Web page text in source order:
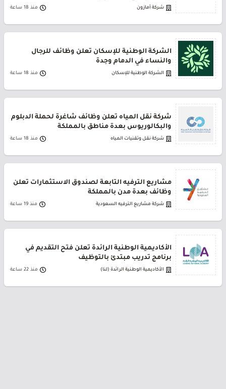
شركة أمازون منذ 18 ساعة
الشركة الوطنية للإسكان تعلن وظائف للرجال
والنساء في الدمام وجدة
الشركة الوطنية للإسكان منذ 18 ساعة
شركة نقل المياه تعلن وظائف شاغرة لحملة الدبلوم
والبكالوريوس بعدة مناطق بالمملكة
شركة نقل وتقنيات المياه منذ 18 ساعة
مشاريع الترفيه التابعة لصندوق الاستثمارات تعلن
وظائف بعدة مدن بالمملكة
شركة مشاريع الترفيه السعودية منذ 19 ساعة
الأكاديمية الوطنية الرائدة تعلن فتح التقديم في
برنامج تدريب مبتدئ بالتوظيف
الأكاديمية الوطنية الرائدة (لنا) منذ 22 ساعة